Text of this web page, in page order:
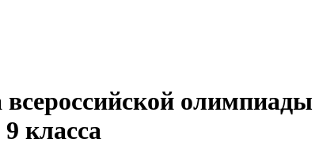
олимпиады
класса